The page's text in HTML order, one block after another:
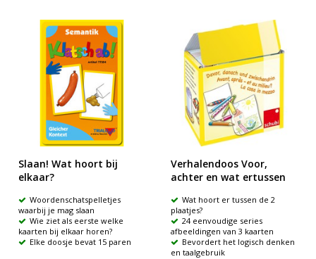
Slaan! Wat hoort bij
elkaar?
Woordenschatspelletjes
waarbij je mag slaan
Wie ziet als eerste welke
kaarten bij elkaar horen?
Elke doosje bevat 15 paren
Verhalendoos Voor,
achter en wat ertussen
Wat hoort er tussen de 2
plaatjes?
24 eenvoudige series
afbeeldingen van 3 kaarten
Bevordert het logisch denken
en taalgebruik